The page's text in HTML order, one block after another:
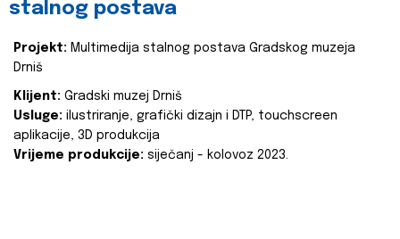
stalnog postava
Projekt: Multimedija stalnog postava Gradskog muzeja
Drniš
Klijent: Gradski muzej Drniš
Usluge: ilustriranje, grafički dizajn i DTP, touchscreen
aplikacije, 3D produkcija
Vrijeme produkcije: siječanj - kolovoz 2023.